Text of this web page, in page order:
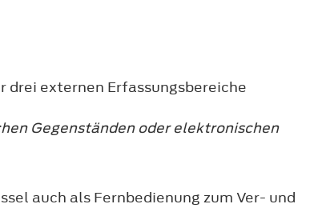
drei externen Erfassungsbereiche
Gegenständen oder elektronischen
auch als Fernbedienung zum Ver- und